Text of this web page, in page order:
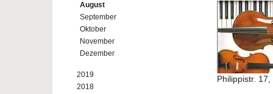
August
September
Oktober
November
Dezember
2019
2018
Philippistr.